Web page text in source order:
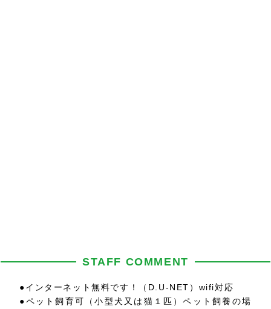
STAFF COMMENT
●インターネット無料です！（D.U-NET）wifi対応
●ペット飼育可（小型犬又は猫１匹）ペット飼養の場